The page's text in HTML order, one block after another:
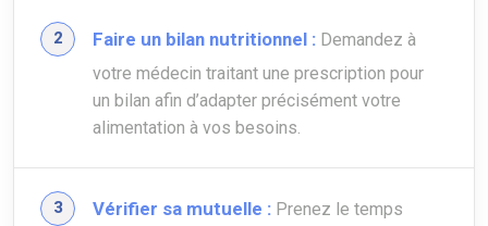
Faire un bilan nutritionnel : Demandez à
votre médecin traitant une prescription pour
un bilan afin d’adapter précisément votre
alimentation à vos besoins.
Vérifier sa mutuelle : Prenez le temps